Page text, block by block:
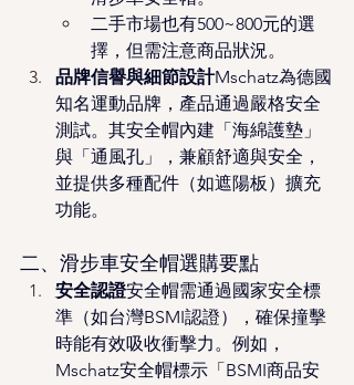
二手市場也有500~800元的選
擇，但需注意商品狀況。
品牌信譽與細節設計Mschatz為德國
知名運動品牌，產品通過嚴格安全
測試。其安全帽內建「海綿護墊」
與「通風孔」，兼顧舒適與安全，
並提供多種配件（如遮陽板）擴充
功能。
二、滑步車安全帽選購要點
安全認證安全帽需通過國家安全標
準（如台灣BSMI認證），確保撞擊
時能有效吸收衝擊力。例如，
Mschatz安全帽標示「BSMI商品安